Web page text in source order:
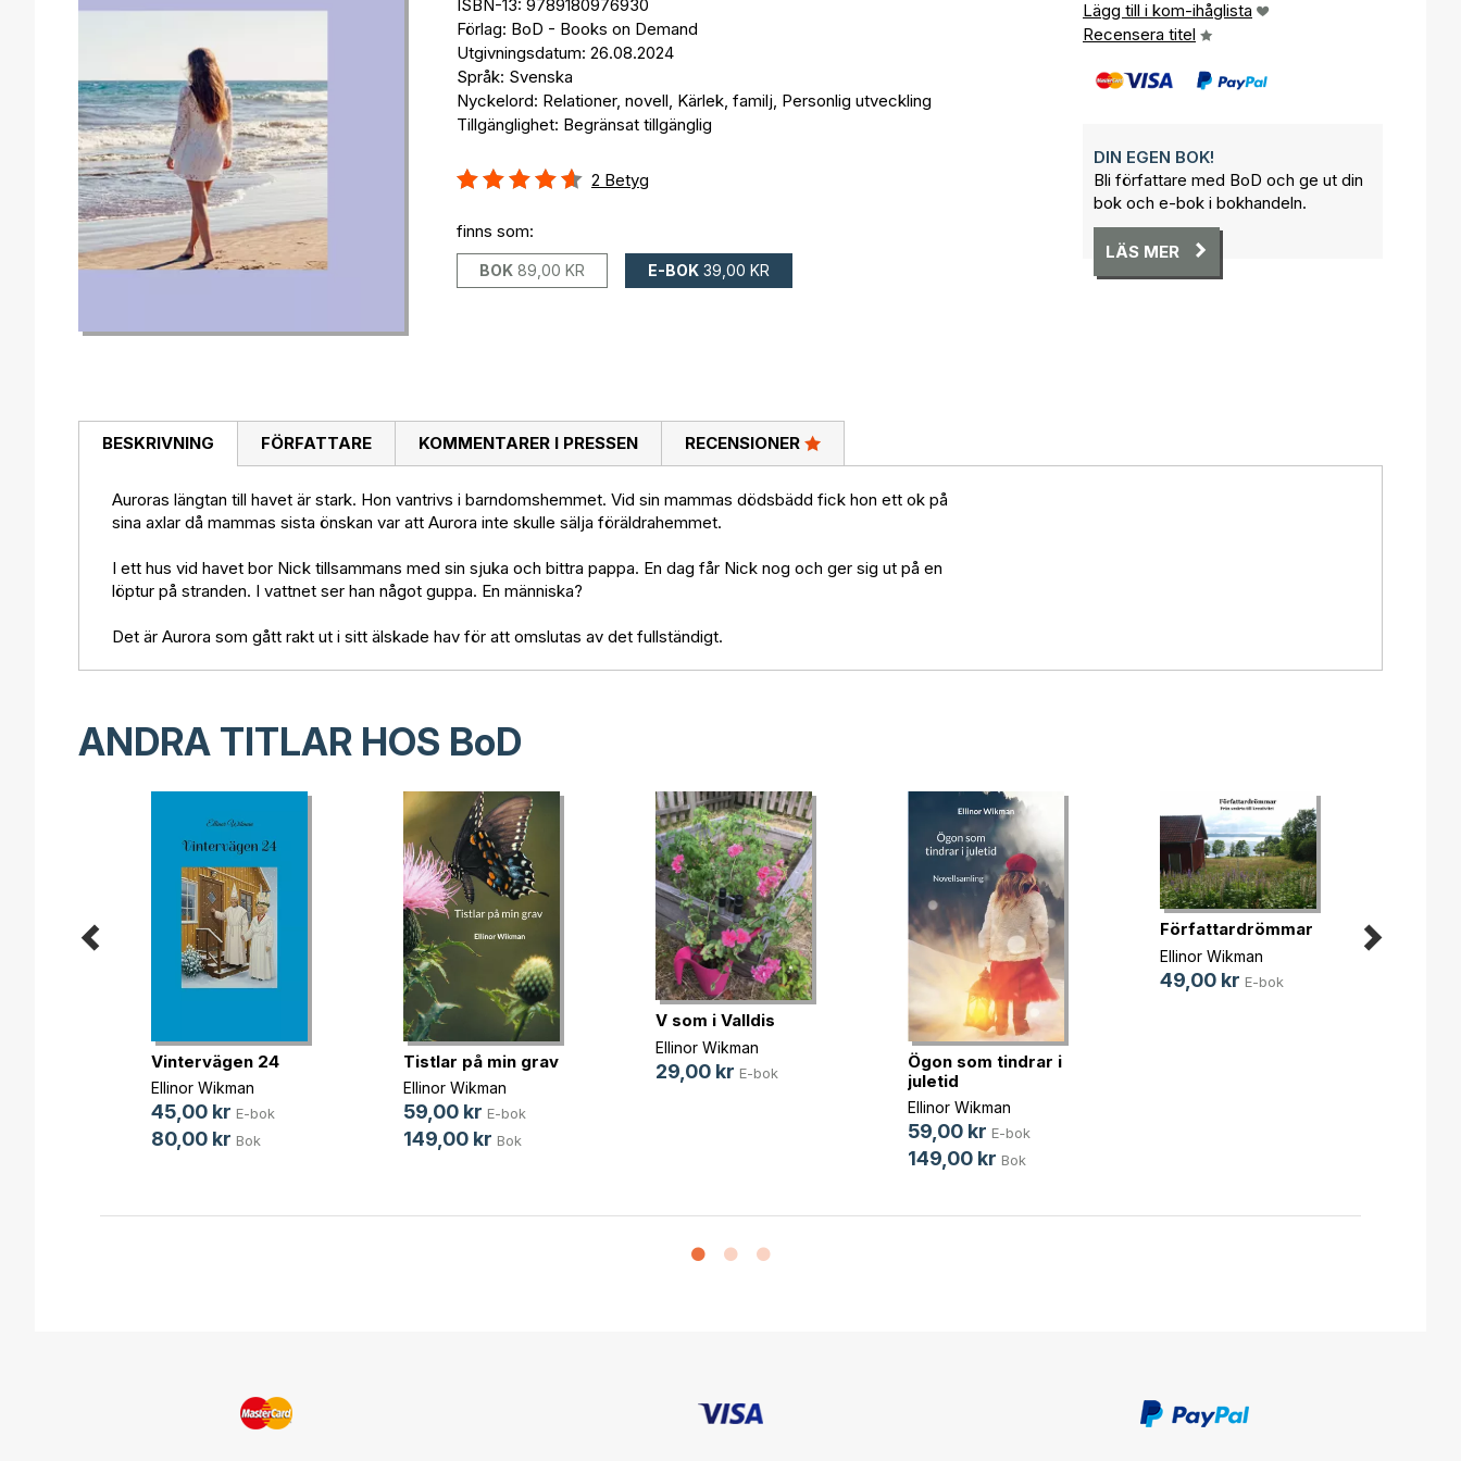
ISBN-13: 9789180976930
Förlag: BoD - Books on Demand
Utgivningsdatum: 26.08.2024
Språk: Svenska
Nyckelord: Relationer, novell, Kärlek, familj, Personlig utveckling
Tillgänglighet: Begränsat tillgänglig
Betyg::
2 Betyg
finns som:
BOK 89,00 KR E-BOK 39,00 KR
Lägg till i kom-ihåglista
Recensera titel
DIN EGEN BOK!
Bli författare med BoD och ge ut din
bok och e-bok i bokhandeln.
LÄS MER
BESKRIVNING
Auroras längtan till havet är stark. Hon vantrivs i barndomshemmet. Vid sin mammas dödsbädd fick hon ett ok på
sina axlar då mammas sista önskan var att Aurora inte skulle sälja föräldrahemmet.
I ett hus vid havet bor Nick tillsammans med sin sjuka och bittra pappa. En dag får Nick nog och ger sig ut på en
löptur på stranden. I vattnet ser han något guppa. En människa?
Det är Aurora som gått rakt ut i sitt älskade hav för att omslutas av det fullständigt.
FÖRFATTARE KOMMENTARER I PRESSEN RECENSIONER
ANDRA TITLAR HOS BoD
Vintervägen 24
Ellinor Wikman
45,00 kr E-bok
80,00 kr Bok
Tistlar på min grav
Ellinor Wikman
59,00 kr E-bok
149,00 kr Bok
V som i Valldis
Ellinor Wikman
29,00 kr E-bok
Ögon som tindrar i
juletid
Ellinor Wikman
59,00 kr E-bok
149,00 kr Bok
Författardrömmar
Ellinor Wikman
49,00 kr E-bok